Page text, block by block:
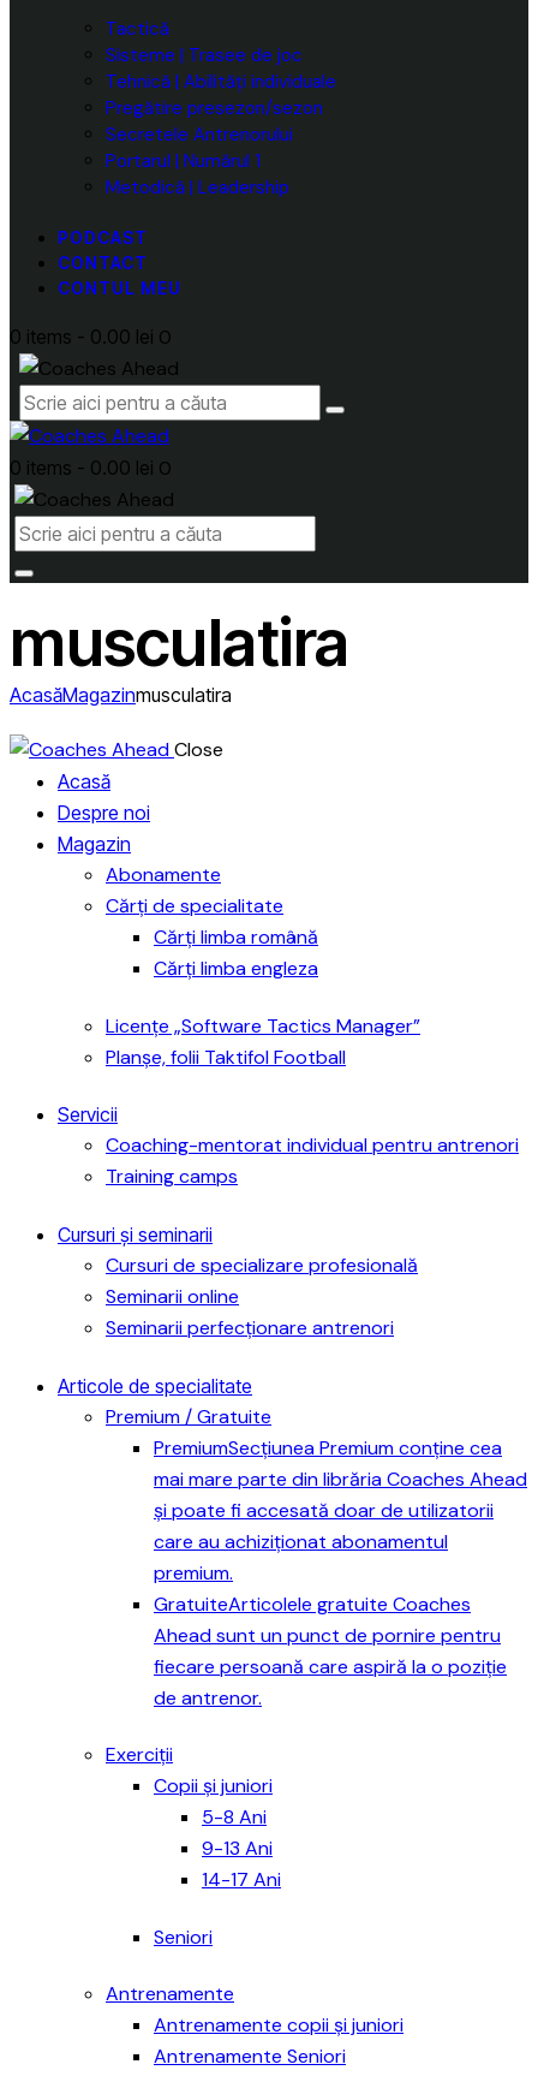
Tactică
Sisteme | Trasee de joc
Tehnică | Abilități individuale
Pregătire presezon/sezon
Secretele Antrenorului
Portarul | Numărul 1
Metodică | Leadership
PODCAST
CONTACT
CONTUL MEU
0 items - 0.00 lei 0
0 items - 0.00 lei 0
musculatira
AcasăMagazinmusculatira
Close
Acasă
Despre noi
Magazin
Abonamente
Cărți de specialitate
Cărți limba română
Cărți limba engleza
Licențe „Software Tactics Manager”
Planșe, folii Taktifol Football
Servicii
Coaching-mentorat individual pentru antrenori
Training camps
Cursuri și seminarii
Cursuri de specializare profesională
Seminarii online
Seminarii perfecționare antrenori
Articole de specialitate
Premium / Gratuite
PremiumSecțiunea Premium conține cea
mai mare parte din librăria Coaches Ahead
și poate fi accesată doar de utilizatorii
care au achiziționat abonamentul
premium.
GratuiteArticolele gratuite Coaches
Ahead sunt un punct de pornire pentru
fiecare persoană care aspiră la o poziție
de antrenor.
Exerciții
Copii și juniori
5-8 Ani
9-13 Ani
14-17 Ani
Seniori
Antrenamente
Antrenamente copii și juniori
Antrenamente Seniori